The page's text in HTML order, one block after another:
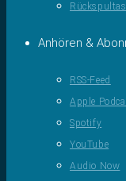
Anhören &
RSS-Feed
Apple
Spotify
YouTube
Audio Now